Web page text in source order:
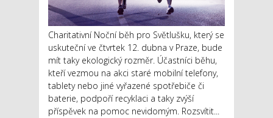
Charitativní Noční běh pro Světlušku, který se
uskuteční ve čtvrtek 12. dubna v Praze, bude
mít taky ekologický rozměr. Účastníci běhu,
kteří vezmou na akci staré mobilní telefony,
tablety nebo jiné vyřazené spotřebiče či
baterie, podpoří recyklaci a taky zvýší
příspěvek na pomoc nevidomým. Rozsvítit...